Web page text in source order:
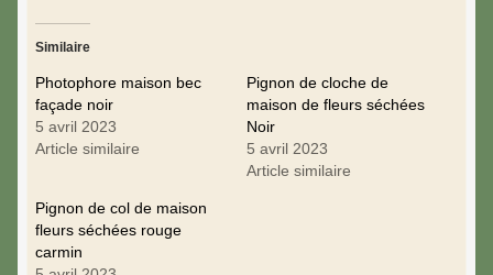
Similaire
Photophore maison bec
façade noir
5 avril 2023
Article similaire
Pignon de cloche de
maison de fleurs séchées
Noir
5 avril 2023
Article similaire
Pignon de col de maison
fleurs séchées rouge
carmin